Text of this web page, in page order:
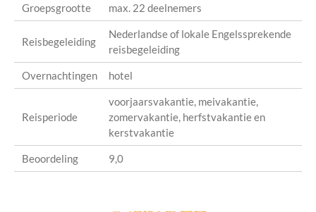
Groepsgrootte max. 22 deelnemers
Reisbegeleiding
Nederlandse of lokale Engelssprekende
reisbegeleiding
Overnachtingen hotel
Reisperiode
voorjaarsvakantie, meivakantie,
zomervakantie, herfstvakantie en
kerstvakantie
Beoordeling 9,0